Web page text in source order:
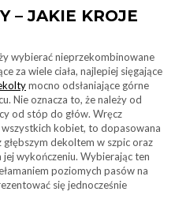
– JAKIE KROJE
wybierać nieprzekombinowane
za wiele ciała, najlepiej sięgające
mocno odsłaniające górne
Nie oznacza to, że należy od
od stóp do głów. Wręcz
kobiet, to dopasowana
głębszym dekoltem w szpic oraz
wykończeniu. Wybierając ten
poziomych pasów na
się jednocześnie